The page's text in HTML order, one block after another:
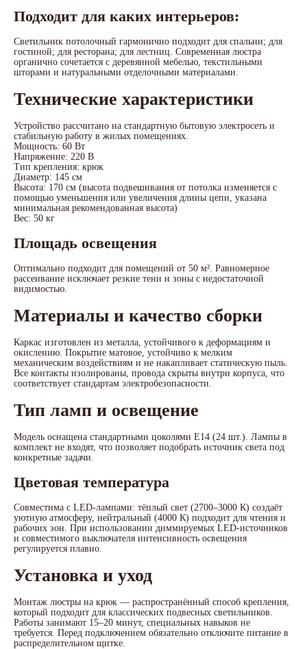
Подходит для каких интерьеров:
Светильник потолочный гармонично подходит для спальни; для
гостиной; для ресторана; для лестниц. Современная люстра
органично сочетается с деревянной мебелью, текстильными
шторами и натуральными отделочными материалами.
Технические характеристики
Устройство рассчитано на стандартную бытовую электросеть и
стабильную работу в жилых помещениях.
Мощность: 60 Вт
Напряжение: 220 В
Тип крепления: крюк
Диаметр: 145 см
Высота: 170 см (высота подвешивания от потолка изменяется с
помощью уменьшения или увеличения длины цепи, указана
минимальная рекомендованная высота)
Вес: 50 кг
Площадь освещения
Оптимально подходит для помещений от 50 м². Равномерное
рассеивание исключает резкие тени и зоны с недостаточной
видимостью.
Материалы и качество сборки
Каркас изготовлен из металла, устойчивого к деформациям и
окислению. Покрытие матовое, устойчиво к мелким
механическим воздействиям и не накапливает статическую пыль.
Все контакты изолированы, провода скрыты внутри корпуса, что
соответствует стандартам электробезопасности.
Тип ламп и освещение
Модель оснащена стандартными цоколями E14 (24 шт.). Лампы в
комплект не входят, что позволяет подобрать источник света под
конкретные задачи.
Цветовая температура
Совместима с LED-лампами: тёплый свет (2700–3000 К) создаёт
уютную атмосферу, нейтральный (4000 К) подходит для чтения и
рабочих зон. При использовании диммируемых LED-источников
и совместимого выключателя интенсивность освещения
регулируется плавно.
Установка и уход
Монтаж люстры на крюк — распространённый способ крепления,
который подходит для классических подвесных светильников.
Работы занимают 15–20 минут, специальных навыков не
требуется. Перед подключением обязательно отключите питание в
распределительном щитке.